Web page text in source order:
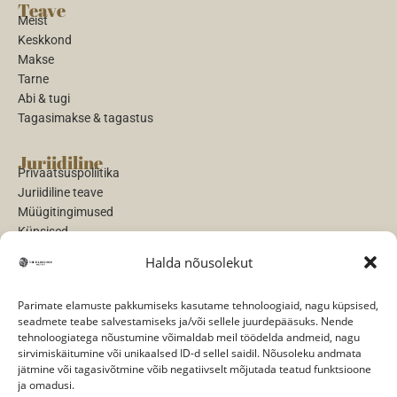
Halda nõusolekut
Parimate elamuste pakkumiseks kasutame tehnoloogiaid, nagu küpsised,
seadmete teabe salvestamiseks ja/või sellele juurdepääsuks. Nende
tehnoloogiatega nõustumine võimaldab meil töödelda andmeid, nagu
sirvimiskäitumine või unikaalsed ID-d sellel saidil. Nõusoleku andmata
jätmine või tagasivõtmine võib negatiivselt mõjutada teatud funktsioone
ja omadusi.
Teave
Meist
Keskkond
Makse
Tarne
Abi & tugi
Tagasimakse & tagastus
Juriidiline
Privaatsuspoliitika
Juriidiline teave
Müügitingimused
Küpsised
Maksed
Sotsiaalmeedia